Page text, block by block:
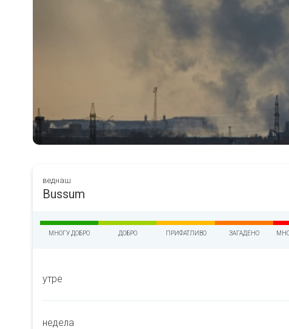
веднаш
Bussum
МНОГУ ДОБРО ДОБРО ПРИФАТЛИВО ЗАГАДЕНО
утре
недела